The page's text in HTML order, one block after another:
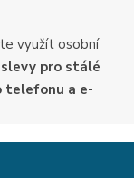
využít osobní
pro stálé
telefonu a e-